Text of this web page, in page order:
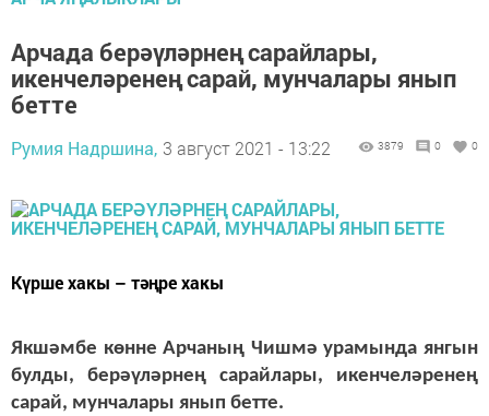
Арчада берәүләрнең сарайлары,
икенчеләренең сарай, мунчалары янып
бетте
Румия Надршина, 3 август 2021 - 13:22 3879 0 0
Күрше хакы – тәңре хакы
Якшәмбе көнне Арчаның Чишмә урамында янгын
булды, берәүләрнең сарайлары, икенчеләренең
сарай, мунчалары янып бетте.